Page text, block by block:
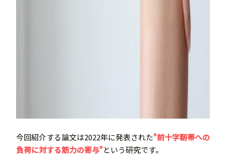
今回紹介する論文は2022年に発表された”前十字靭帯への
負荷に対する筋力の寄与”という研究です。